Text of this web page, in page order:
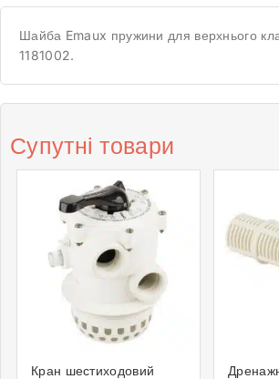
Шайба Emaux пружини для верхнього
1181002.
Супутні товари
Кран шестиходовий